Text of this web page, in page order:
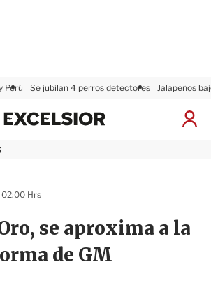
Perú Se jubilan 4 perros detectores Jalapeños
I
e
x
se aproxima a la
de GM
Hrs